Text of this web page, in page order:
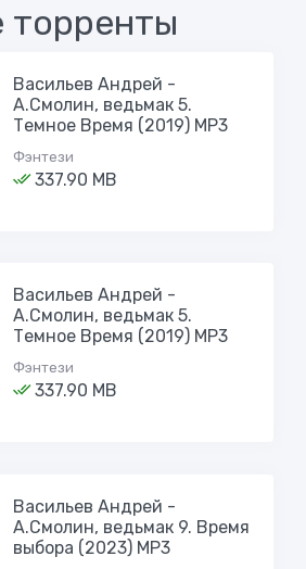
Васильев Андрей -
А.Смолин, ведьмак 5.
Темное Время (2019) МР3
Фэнтези
337.90 MB
Васильев Андрей -
А.Смолин, ведьмак 5.
Темное Время (2019) МР3
Фэнтези
337.90 MB
Васильев Андрей -
А.Смолин, ведьмак 9. Время
выбора (2023) МР3